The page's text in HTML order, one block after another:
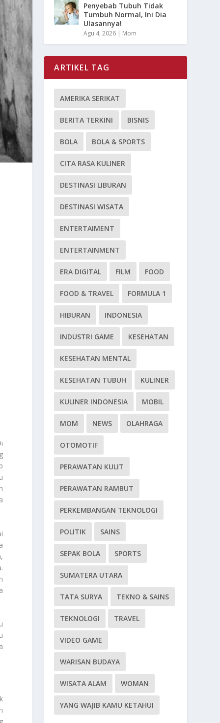
Penyebab Tubuh Tidak
Tumbuh Normal, Ini Dia
Ulasannya!
Agu 4, 2026 | Mom
ARTIKEL TAG
AMERIKA SERIKAT
BERITA TERKINI BISNIS
BOLA BOLA & SPORTS
CITA RASA KULINER
DESTINASI LIBURAN
DESTINASI WISATA
ENTERTAIMENT
ENTERTAINMENT
ERA DIGITAL FILM FOOD
FOOD & TRAVEL FORMULA 1
HIBURAN INDONESIA
INDUSTRI GAME KESEHATAN
KESEHATAN MENTAL
KESEHATAN TUBUH KULINER
KULINER INDONESIA MOBIL
MOM NEWS OLAHRAGA
OTOMOTIF
PERAWATAN KULIT
PERAWATAN RAMBUT
PERKEMBANGAN TEKNOLOGI
POLITIK SAINS
SEPAK BOLA SPORTS
SUMATERA UTARA
TATA SURYA TEKNO & SAINS
TEKNOLOGI TRAVEL
VIDEO GAME
WARISAN BUDAYA
WISATA ALAM WOMAN
YANG WAJIB KAMU KETAHUI